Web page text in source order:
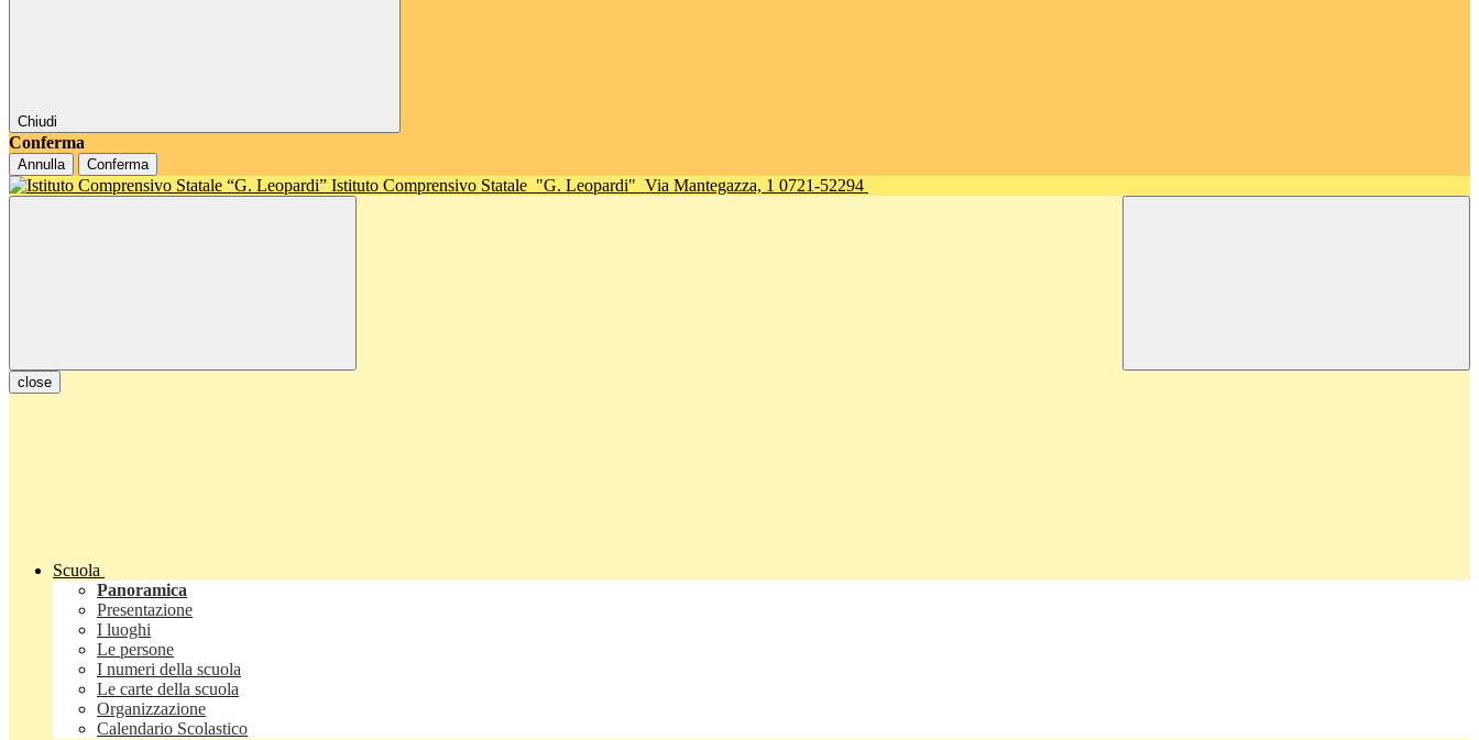
Chiudi
Conferma
Annulla Conferma
Istituto Comprensivo Statale "G. Leopardi" Via Mantegazza, 1 0721-52294
close
Scuola
Panoramica
Presentazione
I luoghi
Le persone
I numeri della scuola
Le carte della scuola
Organizzazione
Calendario Scolastico